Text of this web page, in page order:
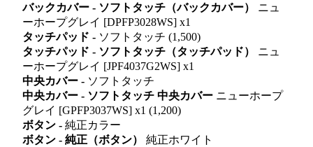
バックカバー - ソフトタッチ（バックカバー）
ニュ
ーホープグレイ [DPFP3028WS] x1
タッチパッド - ソフトタッチ (1,500)
タッチパッド - ソフトタッチ（タッチパッド）
ニュ
ーホープグレイ [JPF4037G2WS] x1
中央カバー - ソフトタッチ
中央カバー - ソフトタッチ 中央カバー ニューホープ
グレイ [GPFP3037WS] x1 (1,200)
ボタン - 純正カラー
ボタン - 純正（ボタン）
純正ホワイト